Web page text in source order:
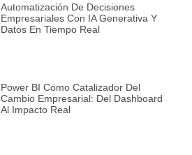
Automatización De Decisiones
Empresariales Con IA Generativa Y
Datos En Tiempo Real
Power BI Como Catalizador Del
Cambio Empresarial: Del Dashboard
Al Impacto Real